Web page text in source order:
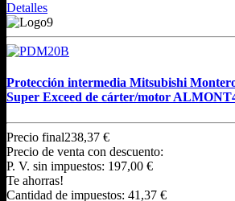
Detalles
Protección intermedia Mitsubishi
Super Exceed de cárter/motor
Precio final238,37 €
Precio de venta con descuento:
P. V. sin impuestos: 197,00 €
Te ahorras!
Cantidad de impuestos: 41,37 €